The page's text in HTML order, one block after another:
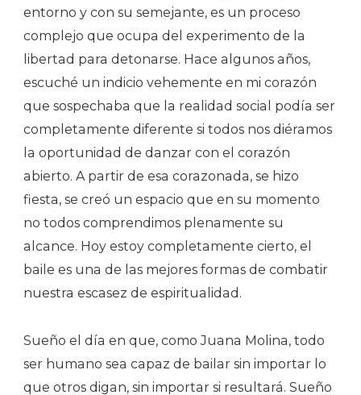
entorno y con su semejante, es un proceso
complejo que ocupa del experimento de la
libertad para detonarse. Hace algunos años,
escuché un indicio vehemente en mi corazón
que sospechaba que la realidad social podía ser
completamente diferente si todos nos diéramos
la oportunidad de danzar con el corazón
abierto. A partir de esa corazonada, se hizo
fiesta, se creó un espacio que en su momento
no todos comprendimos plenamente su
alcance. Hoy estoy completamente cierto, el
baile es una de las mejores formas de combatir
nuestra escasez de espiritualidad.
Sueño el día en que, como Juana Molina, todo
ser humano sea capaz de bailar sin importar lo
que otros digan, sin importar si resultará. Sueño